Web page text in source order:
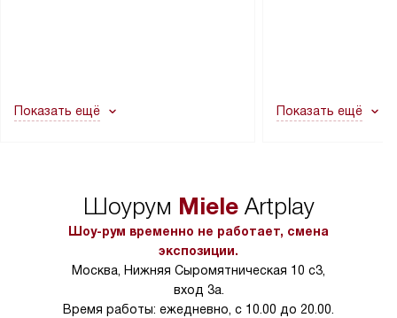
в гарантийном ремонте в будущем.
Показать ещё
не включаются:
в условиях
тарифы на услуги
Показать ещё
Шоурум MieleArtplay
Шоу-рум временно не работает, смена
экспозиции.
Москва, Нижняя Сыромятническая 10 с3,
вход 3а.
Время работы: ежедневно, с 10.00 до 20.00.